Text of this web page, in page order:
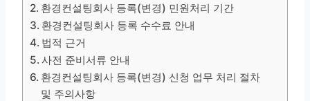
환경컨설팅회사 등록(변경) 민원처리 기간
환경컨설팅회사 등록 수수료 안내
법적 근거
사전 준비서류 안내
환경컨설팅회사 등록(변경) 신청 업무 처리 절차
및 주의사항